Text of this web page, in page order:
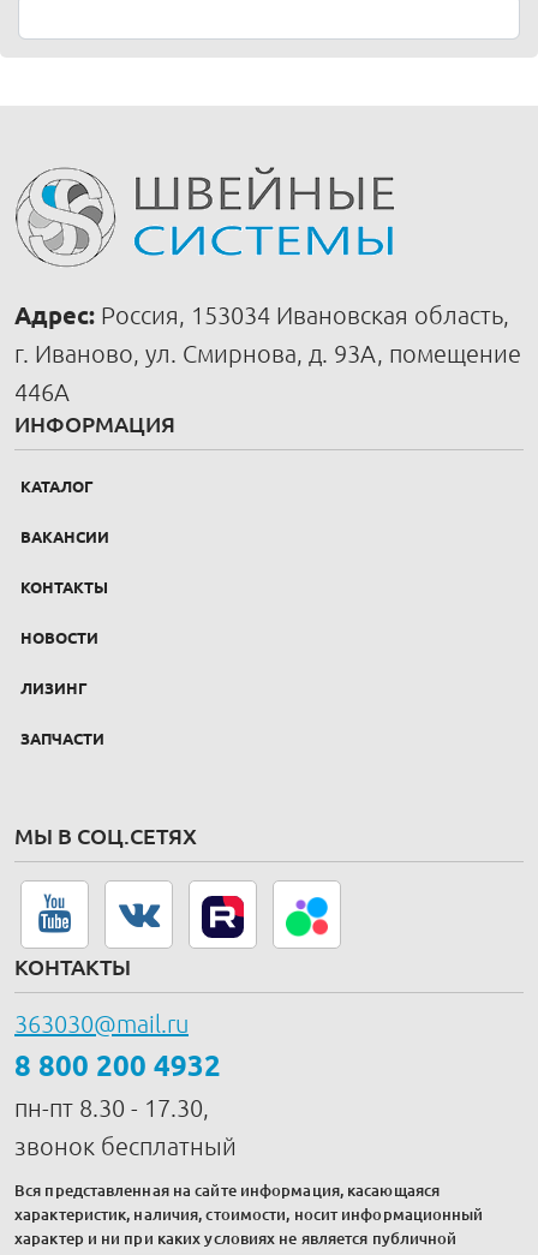
Адрес: Россия, 153034 Ивановская область,
г. Иваново, ул. Смирнова, д. 93А, помещение
446А
ИНФОРМАЦИЯ
КАТАЛОГ
ВАКАНСИИ
КОНТАКТЫ
НОВОСТИ
ЛИЗИНГ
ЗАПЧАСТИ
МЫ В СОЦ.СЕТЯХ
КОНТАКТЫ
363030@mail.ru
8 800 200 4932
пн-пт 8.30 - 17.30,
звонок бесплатный
Вся представленная на сайте информация, касающаяся
характеристик, наличия, стоимости, носит информационный
характер и ни при каких условиях не является публичной